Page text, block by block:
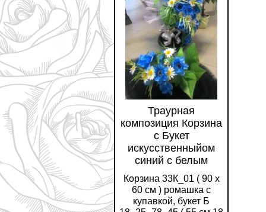
Траурная
композиция Корзина
с Букет
искусственныйом
синий с белым
Корзина 33К_01 ( 90 х
60 см ) ромашка с
купавкой, букет Б